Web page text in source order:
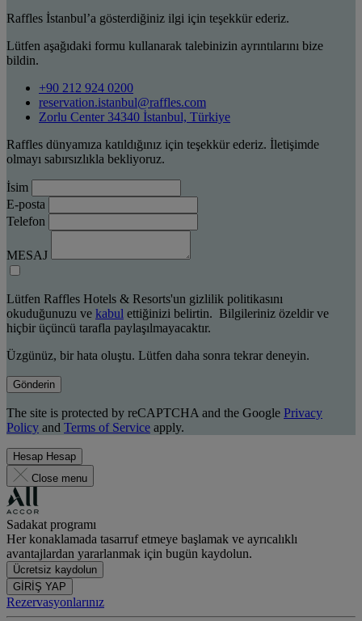
Raffles İstanbul’a gösterdiğiniz ilgi için teşekkür ederiz.
Lütfen aşağıdaki formu kullanarak talebinizin ayrıntılarını bize
bildin.
+90 212 924 0200
reservation.istanbul@raffles.com
Zorlu Center 34340 İstanbul, Türkiye
Raffles dünyamıza katıldığınız için teşekkür ederiz. İletişimde
olmayı sabırsızlıkla bekliyoruz.
İsim
E-posta
Telefon
MESAJ
Lütfen Raffles Hotels & Resorts'un gizlilik politikasını
okuduğunuzu ve kabul ettiğinizi belirtin. Bilgileriniz özeldir ve
hiçbir üçüncü tarafla paylaşılmayacaktır.
Üzgünüz, bir hata oluştu. Lütfen daha sonra tekrar deneyin.
Gönderin
The site is protected by reCAPTCHA and the Google Privacy
Policy and Terms of Service apply.
Hesap Hesap
Close menu
Sadakat programı
Her konaklamada tasarruf etmeye başlamak ve ayrıcalıklı
avantajlardan yararlanmak için bugün kaydolun.
Ücretsiz kaydolun
GİRİŞ YAP
Rezervasyonlarınız